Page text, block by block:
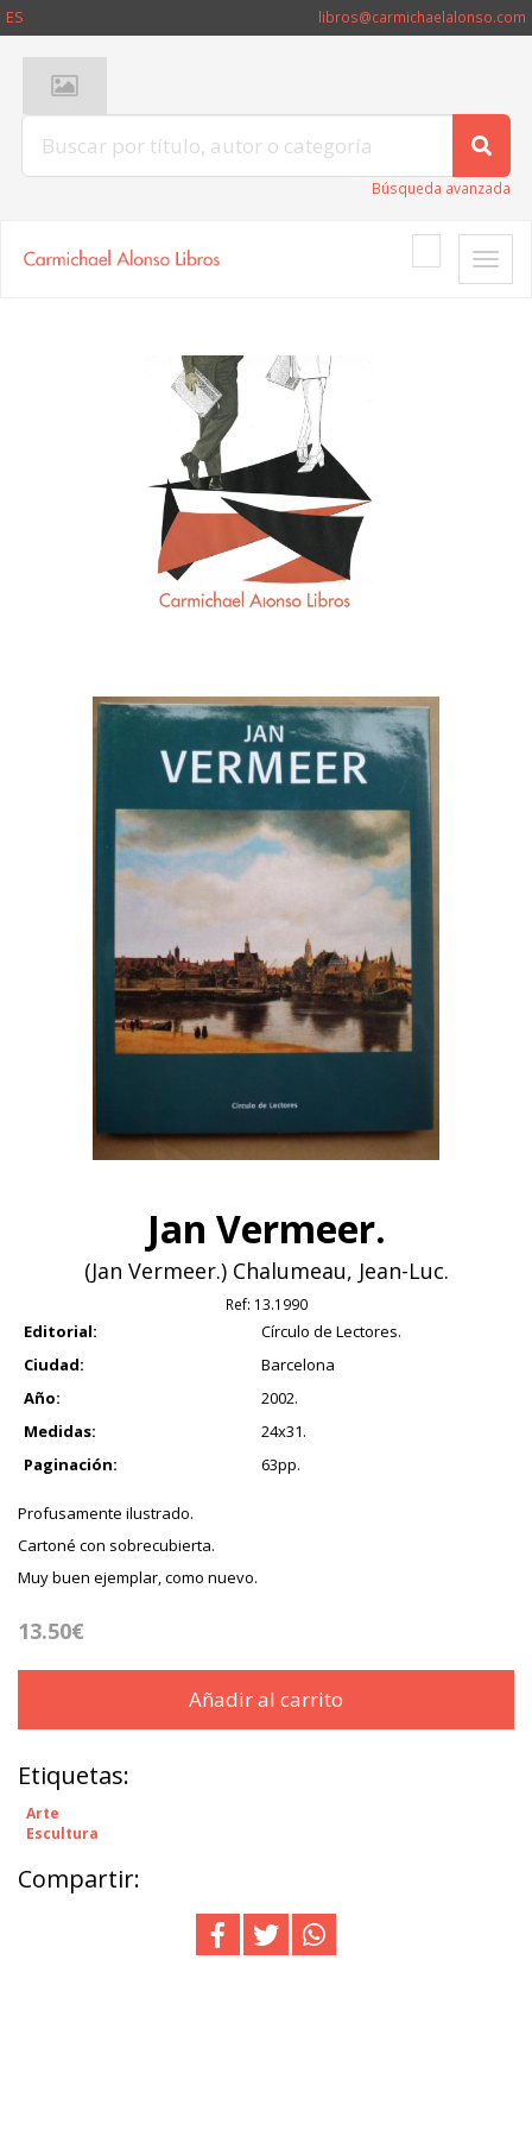
ES libros@carmichaelalonso.com
Búsqueda avanzada
Toggle
Jan Vermeer.
(Jan Vermeer.) Chalumeau, Jean-Luc.
Ref: 13.1990
Editorial:
Círculo de Lectores.
Ciudad:
Barcelona
Año:
2002.
Medidas:
24x31.
Paginación:
63pp.
Profusamente ilustrado.
Cartoné con sobrecubierta.
Muy buen ejemplar, como nuevo.
13.50€
Añadir al carrito
Etiquetas:
Arte
Escultura
Compartir: